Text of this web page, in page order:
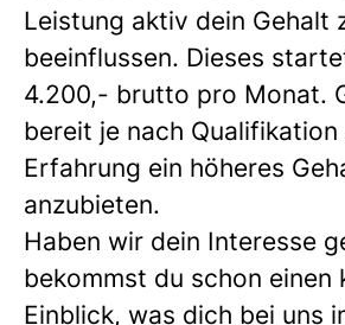
Leistung aktiv dein Gehalt
beeinflussen. Dieses
4.200,- brutto pro Monat.
bereit je nach Qualifikation
Erfahrung ein höheres
anzubieten.
Haben wir dein Interesse
bekommst du schon einen
Einblick, was dich bei uns